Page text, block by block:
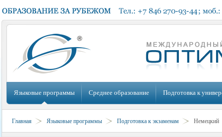
Языковые программы Среднее образование Подготовка к
Главная Языковые программы Подготовка к экзаменам Немецкий